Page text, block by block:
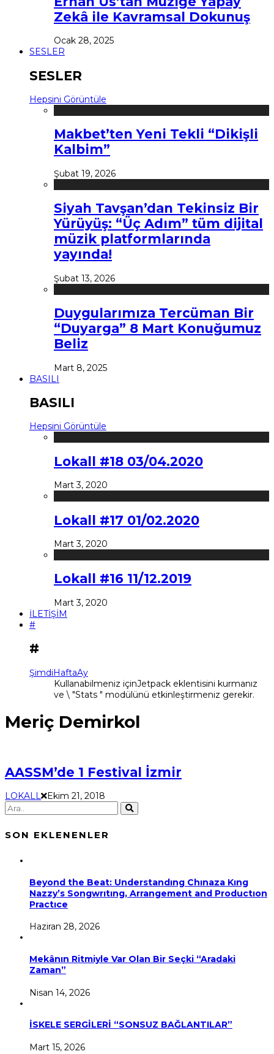
Zekâ ile Kavramsal Dokunuş
Ocak 28, 2025
SESLER
SESLER
Hepsini Görüntüle
Makbet’ten Yeni Tekli “Dikişli
Kalbim”
Şubat 19, 2026
Siyah Tavşan’dan Tekinsiz Bir
Yürüyüş: “Üç Adım” tüm dijital
müzik platformlarında
yayında!
Şubat 13, 2026
Duygularımıza Tercüman Bir
“Duyarga” 8 Mart Konuğumuz
Beliz
Mart 8, 2025
BASILI
BASILI
Hepsini Görüntüle
Lokall #18 03/04.2020
Mart 3, 2020
Lokall #17 01/02.2020
Mart 3, 2020
Lokall #16 11/12.2019
Mart 3, 2020
İLETİŞİM
#
#
ŞimdiHaftaAy
Kullanabilmeniz içinJetpack eklentisini kurmanız
ve \ "Stats " modülünü etkinleştirmeniz gerekir.
Meriç Demirkol
AASSM’de 1 Festival İzmir
LOKALL Ekim 21, 2018
SON EKLENENLER
Beyond the Beat: Understandıng Chınaza Kıng
Nazzy’s Songwrıtıng, Arrangement and Productıon
Practıce
Haziran 28, 2026
Mekânın Ritmiyle Var Olan Bir Seçki “Aradaki
Zaman”
Nisan 14, 2026
İSKELE SERGİLERİ “SONSUZ BAĞLANTILAR”
Mart 15, 2026